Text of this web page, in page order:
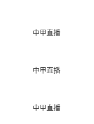
中甲直播
中甲直播
中甲直播